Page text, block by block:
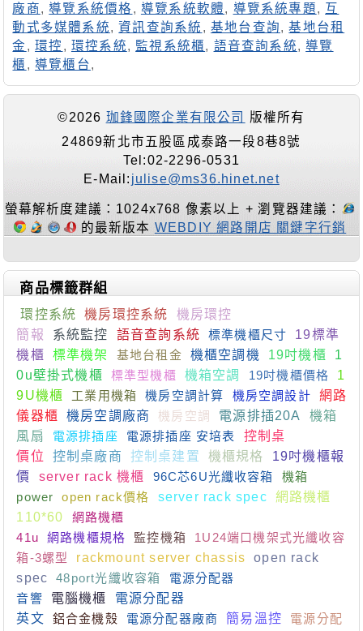
廠商,導覽系統價格 , 導覽系統軟體, 導覽系統專題, 互
動式多媒體系統,資訊查詢系統 , 基地台查詢,基地台租
金 ,環控 , 環控系統, 監視系統櫃, 語音查詢系統,導覽
櫃 ,導覽櫃台,
©2026 珈鋒國際企業有限公司
版權所有
24869新北市五股區成泰路一段8巷8號
Tel:02-2296-0531
E-Mail: julise@ms36.hinet.net
螢幕解析度建議：1024x768 像素以上 + 瀏覽器建議：
的最新版本 WEBDIY 網路開店 關鍵字行銷
商品標籤群組
環控系統 機房環控系統
機房環控
簡報
系統監控 語音查詢系統 標準機櫃尺寸
19標準
機櫃
標準機架 基地台租金 機櫃空調機 19吋機櫃
1
0u壁掛式機櫃
標準型機櫃 機箱空調 19吋機櫃價格
1
9U機櫃
工業用機箱 機房空調計算 機房空調設計
網路
儀器櫃
機房空調廠商 機房空調 電源排插20A
機箱
風扇
電源排插座 電源排插座 安培表
控制桌
價位
控制桌廠商 控制桌建置 機櫃規格
19吋機櫃報
價
server rack 機櫃 96C芯6U光纖收容箱
機箱
power
open rack價格 server rack spec
網路機櫃
110*60
網路機櫃
41u
網路機櫃規格 監控機箱
1U24端口機架式光纖收容
箱-3螺型
rackmount server chassis
open rack
spec
48port光纖收容箱
電源分配器
音響
電腦機櫃
電源分配器
英文
鋁合金機殼 電源分配器廠商 簡易溫控
電源分配